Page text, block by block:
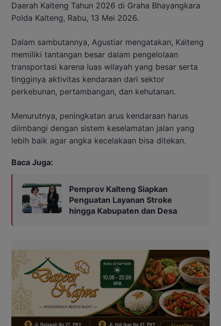
Daerah Kalteng Tahun 2026 di Graha Bhayangkara
Polda Kalteng, Rabu, 13 Mei 2026.
Dalam sambutannya, Agustiar mengatakan, Kalteng
memiliki tantangan besar dalam pengelolaan
transportasi karena luas wilayah yang besar serta
tingginya aktivitas kendaraan dari sektor
perkebunan, pertambangan, dan kehutanan.
Menurutnya, peningkatan arus kendaraan harus
diimbangi dengan sistem keselamatan jalan yang
lebih baik agar angka kecelakaan bisa ditekan.
Baca Juga:
Pemprov Kalteng Siapkan
Penguatan Layanan Stroke
hingga Kabupaten dan Desa